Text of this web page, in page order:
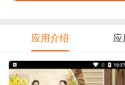
应用介绍 应